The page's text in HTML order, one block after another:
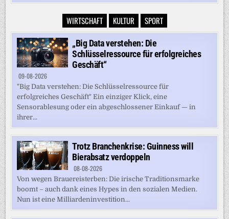
WIRTSCHAFT KULTUR SPORT
„Big Data verstehen: Die
Schlüsselressource für erfolgreiches
Geschäft“
09-08-2026
"Big Data verstehen: Die Schlüsselressource für
erfolgreiches Geschäft" Ein einziger Klick, eine
Sensorablesung oder ein abgeschlossener Einkauf — in
ihrer...
Trotz Branchenkrise: Guinness will
Bierabsatz verdoppeln
08-08-2026
Von wegen Brauereisterben: Die irische Traditionsmarke
boomt – auch dank eines Hypes in den sozialen Medien.
Nun ist eine Milliardeninvestition...